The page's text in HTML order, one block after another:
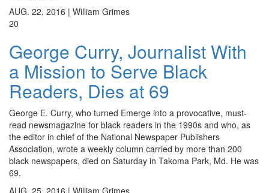
AUG. 22, 2016 | William Grimes
20
George Curry, Journalist With
a Mission to Serve Black
Readers, Dies at 69
George E. Curry, who turned Emerge into a provocative, must-
read newsmagazine for black readers in the 1990s and who, as
the editor in chief of the National Newspaper Publishers
Association, wrote a weekly column carried by more than 200
black newspapers, died on Saturday in Takoma Park, Md. He was
69.
AUG. 25, 2016 | William Grimes